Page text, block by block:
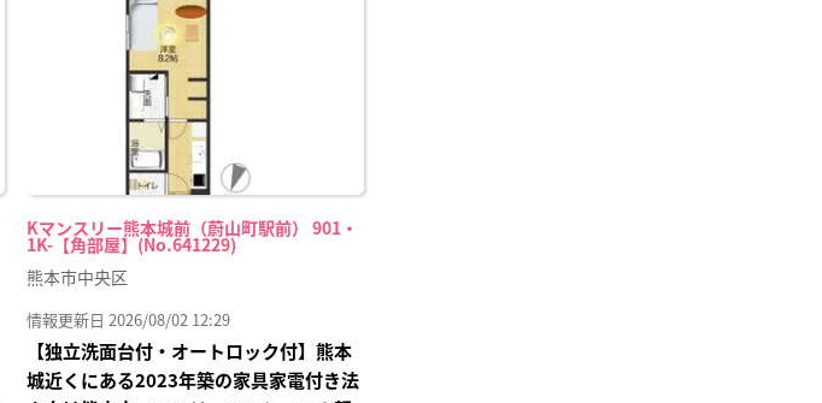
Kマンスリー熊本城前（蔚山町駅前） 901・
1K-【角部屋】(No.641229)
熊本市中央区
情報更新日 2026/08/02 12:29
【独立洗面台付・オートロック付】熊本
城近くにある2023年築の家具家電付き法